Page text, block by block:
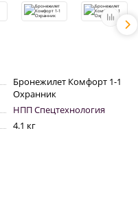
Бронежилет Комфорт 1-1
Охранник
НПП Спецтехнология
4.1 кг